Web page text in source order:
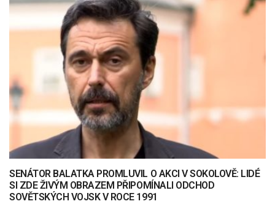
SENÁTOR BALATKA PROMLUVIL O AKCI V SOKOLOVĚ: LIDÉ
SI ZDE ŽIVÝM OBRAZEM PŘIPOMÍNALI ODCHOD
SOVĚTSKÝCH VOJSK V ROCE 1991